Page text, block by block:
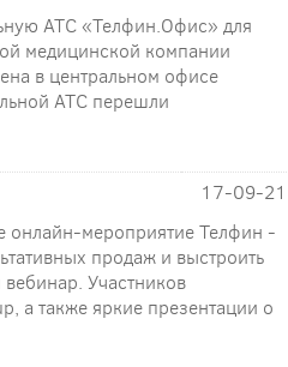
АТС «Телфин.Офис» для
медицинской компании
в центральном офисе
АТС перешли
17-09-21
онлайн-мероприятие Телфин -
продаж и выстроить
Участников
а также яркие презентации о